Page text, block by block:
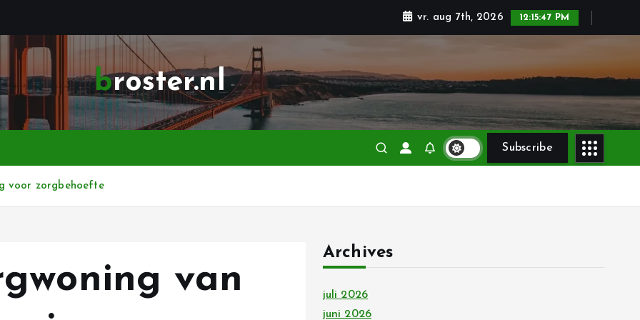
vr. aug 7th, 2026 12:15:48 PM
broster.nl
Subscribe
voor zorgbehoefte
van
Archives
juli 2026
juni 2026